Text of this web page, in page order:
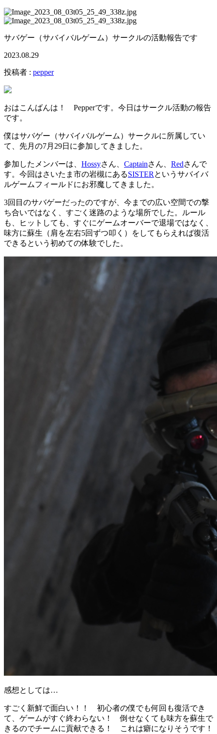
サバゲー（サバイバルゲーム）サークルの活動報告です
2023.08.29
投稿者 : pepper
おはこんばんは！ Pepperです。今日はサークル活動の報告
です。
僕はサバゲー（サバイバルゲーム）サークルに所属してい
て、先月の7月29日に参加してきました。
参加したメンバーは、 Hossyさん、 Captainさん、 Redさんで
す。今回はさいたま市の岩槻にあるSISTER というサバイバ
ルゲームフィールドにお邪魔してきました。
3回目のサバゲーだったのですが、今までの広い空間での撃
ち合いではなく、すごく迷路のような場所でした。ルール
も、ヒットしても、すぐにゲームオーバーで退場ではなく、
味方に蘇生（肩を左右5回ずつ叩く）をしてもらえれば復活
できるという初めての体験でした。
感想としては…
すごく新鮮で面白い！！ 初心者の僕でも何回も復活でき
て、ゲームがすぐ終わらない！ 倒せなくても味方を蘇生で
きるのでチームに貢献できる！ これは癖になりそうです！